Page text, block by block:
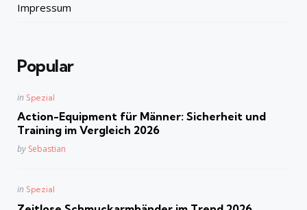
Impressum
Popular
Posted
in Spezial
Action-Equipment für Männer: Sicherheit und
Training im Vergleich 2026
Posted
by Sebastian
Posted
in Spezial